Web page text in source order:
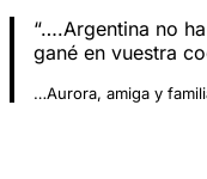
“….Argentina no
gané en vuestra
…Aurora, amiga y